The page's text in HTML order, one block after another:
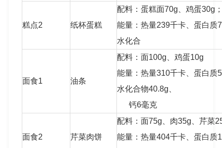
糕点2 纸杯蛋糕
配料：蛋糕面70g、鸡蛋30g
能量：热量239千卡、蛋白质
水化合
面食1 油条
配料：面100g、鸡蛋10g
能量：热量310千卡、蛋白质
水化合物40.8g、
钙6毫克
面食2 芹菜肉饼
配料：面75g、肉35g、芹菜
能量：热量404千卡、蛋白质